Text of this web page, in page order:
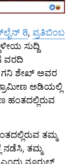
8, ಪ್ರತಿಬಿಂಬ
ಸುದ್ದಿ
ವರದಿ
ಗನಿ ಶೇಖ್ ಅವರ
ಅಡಿಯಲ್ಲಿ
ತಮ್ಮ
ತಮ್ಮ